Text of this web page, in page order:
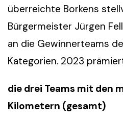
überreichte Borkens
Bürgermeister Jürgen
an die Gewinnerteams
Kategorien. 2023
die drei Teams mit den
Kilometern (gesamt)